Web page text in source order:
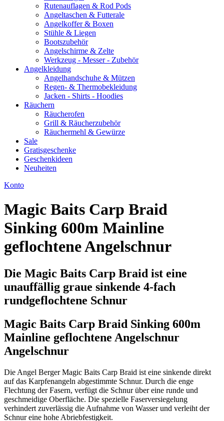
Rutenauflagen & Rod Pods
Angeltaschen & Futterale
Angelkoffer & Boxen
Stühle & Liegen
Bootszubehör
Angelschirme & Zelte
Werkzeug - Messer - Zubehör
Angelkleidung
Angelhandschuhe & Mützen
Regen- & Thermobekleidung
Jacken - Shirts - Hoodies
Räuchern
Räucherofen
Grill & Räucherzubehör
Räuchermehl & Gewürze
Sale
Gratisgeschenke
Geschenkideen
Neuheiten
Konto
Magic Baits Carp Braid
Sinking 600m Mainline
geflochtene Angelschnur
Die Magic Baits Carp Braid ist eine
unauffällig graue sinkende 4-fach
rundgeflochtene Schnur
Magic Baits Carp Braid Sinking 600m
Mainline geflochtene Angelschnur
Angelschnur
Die Angel Berger Magic Baits Carp Braid ist eine sinkende direkt
auf das Karpfenangeln abgestimmte Schnur. Durch die enge
Flechtung der Fasern, verfügt die Schnur über eine runde und
geschmeidige Oberfläche. Die spezielle Faserversiegelung
verhindert zuverlässig die Aufnahme von Wasser und verleiht der
Schnur eine hohe Abriebfestigkeit.